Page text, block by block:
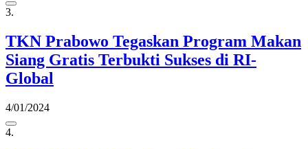
3.
TKN Prabowo Tegaskan Program Makan
Siang Gratis Terbukti Sukses di RI-
Global
4/01/2024
4.